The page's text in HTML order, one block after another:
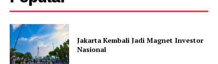
Jakarta Kembali Jadi Magnet Investor
Nasional